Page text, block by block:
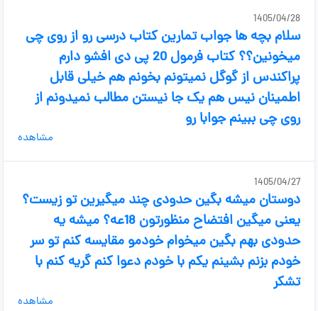
1405/04/28
سلام بچه ها جواب تمارین کتاب درسی رو از روی چی
میخونین؟؟ کتاب فرمول 20 پی دی افشو دارم
پراکندس از گوگل نمیتونم بخونم هم خیلی قابل
اطمینان نیس هم یک جا نیستن مطالب نمیدونم از
روی چی ببینم جوابا رو
مشاهده
1405/04/27
دوستان میشه بگین حدودی چند میگیرین تو زیست؟
یعنی میگین افتضاح منظورتون 18عه؟ میشه یه
حدودی بهم بگین میخوام خودمو مقایسه کنم تو سر
خودم بزنم بشینم یکم با خودم دعوا کنم گریه کنم با
تشکر
مشاهده